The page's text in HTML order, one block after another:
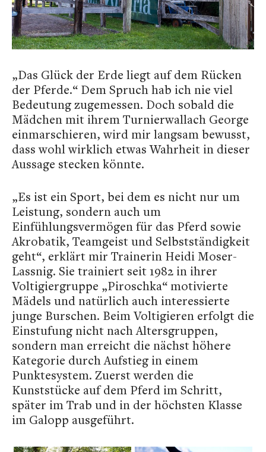
„Das Glück der Erde liegt auf dem Rücken
der Pferde.“ Dem Spruch hab ich nie viel
Bedeutung zugemessen. Doch sobald die
Mädchen mit ihrem Turnierwallach George
einmarschieren, wird mir langsam bewusst,
dass wohl wirklich etwas Wahrheit in dieser
Aussage stecken könnte.
„Es ist ein Sport, bei dem es nicht nur um
Leistung, sondern auch um
Einfühlungsvermögen für das Pferd sowie
Akrobatik, Teamgeist und Selbstständigkeit
geht“, erklärt mir Trainerin Heidi Moser-
Lassnig. Sie trainiert seit 1982 in ihrer
Voltigiergruppe „Piroschka“ motivierte
Mädels und natürlich auch interessierte
junge Burschen. Beim Voltigieren erfolgt die
Einstufung nicht nach Altersgruppen,
sondern man erreicht die nächst höhere
Kategorie durch Aufstieg in einem
Punktesystem. Zuerst werden die
Kunststücke auf dem Pferd im Schritt,
später im Trab und in der höchsten Klasse
im Galopp ausgeführt.